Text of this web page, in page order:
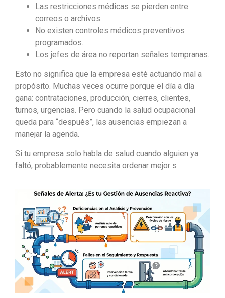
Las restricciones médicas se pierden entre
correos o archivos.
No existen controles médicos preventivos
programados.
Los jefes de área no reportan señales tempranas.
Esto no significa que la empresa esté actuando mal a
propósito. Muchas veces ocurre porque el día a día
gana: contrataciones, producción, cierres, clientes,
turnos, urgencias. Pero cuando la salud ocupacional
queda para “después”, las ausencias empiezan a
manejar la agenda.
Si tu empresa solo habla de salud cuando alguien ya
faltó, probablemente necesita ordenar mejor s